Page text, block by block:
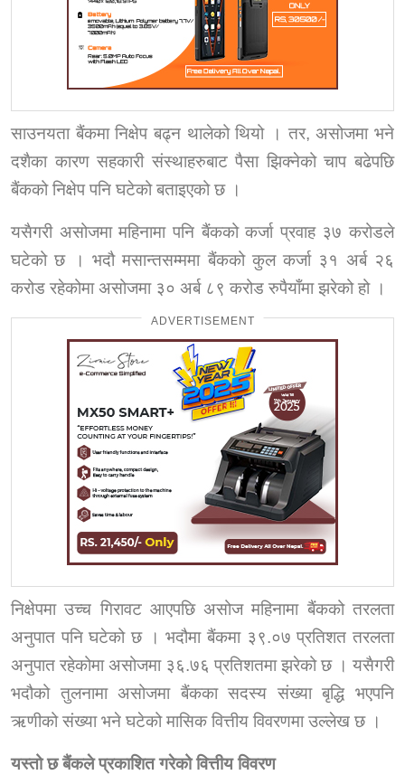
साउनयता बैंकमा निक्षेप बढ्न थालेको थियो । तर, असोजमा भने
दशैका कारण सहकारी संस्थाहरुबाट पैसा झिक्नेको चाप बढेपछि
बैंकको निक्षेप पनि घटेको बताइएको छ ।
यसैगरी असोजमा महिनामा पनि बैंकको कर्जा प्रवाह ३७ करोडले
घटेको छ । भदौ मसान्तसम्ममा बैंकको कुल कर्जा ३१ अर्ब २६
करोड रहेकोमा असोजमा ३० अर्ब ८९ करोड रुपैयाँमा झरेको हो ।
ADVERTISEMENT
निक्षेपमा उच्च गिरावट आएपछि असोज महिनामा बैंकको तरलता
अनुपात पनि घटेको छ । भदौमा बैंकमा ३९.०७ प्रतिशत तरलता
अनुपात रहेकोमा असोजमा ३६.७६ प्रतिशतमा झरेको छ । यसैगरी
भदौको तुलनामा असोजमा बैंकका सदस्य संख्या बृद्धि भएपनि
ऋणीको संख्या भने घटेको मासिक वित्तीय विवरणमा उल्लेख छ ।
यस्तो छ बैंकले प्रकाशित गरेको वित्तीय विवरण